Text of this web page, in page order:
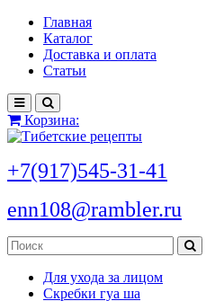
Главная
Каталог
Доставка и оплата
Статьи
Корзина:
+7(917)545-31-41
enn108@rambler.ru
Для ухода за лицом
Скребки гуа ша